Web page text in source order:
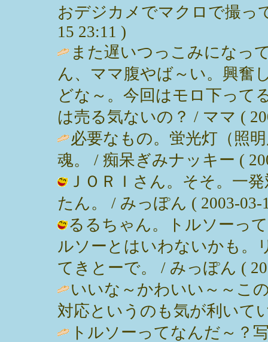
おデジカメでマクロで撮っ
15 23:11 )
また遅いつっこみになっ
ん、ママ腹やば～い。興奮
どな～。今回はモロ下って
は売る気ないの？ / ママ (
必要なもの。蛍光灯（照
魂。 / 痴呆ぎみナッキー (
ＪＯＲＩさん。そそ。一
たん。 / みっぽん ( 2003-03-
るるちゃん。トルソーっ
ルソーとはいわないかも。
てきとーで。 / みっぽん (
いいな～かわいい～～こ
対応というのも気が利いて
トルソーってなんだ～？